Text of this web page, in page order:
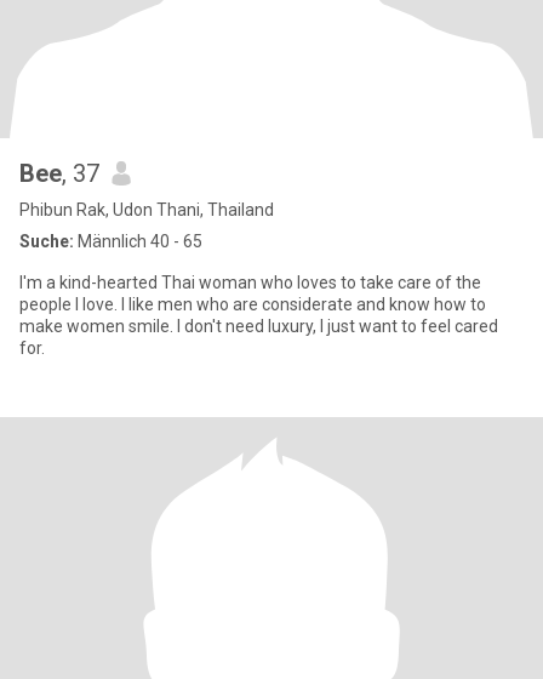
Bee, 37
Phibun Rak, Udon Thani, Thailand
Suche: Männlich 40 - 65
I'm a kind-hearted Thai woman who loves to take care of the
people I love. I like men who are considerate and know how to
make women smile. I don't need luxury, I just want to feel cared
for.